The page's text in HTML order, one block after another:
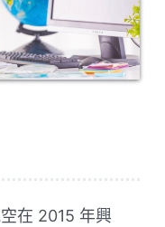
在 2015 年興